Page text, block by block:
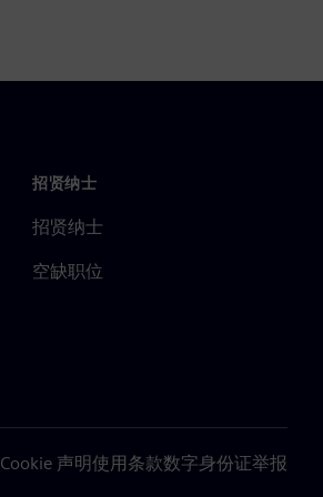
招贤纳士
招贤纳士
空缺职位
Cookie 声明使用条款数字身份证举报